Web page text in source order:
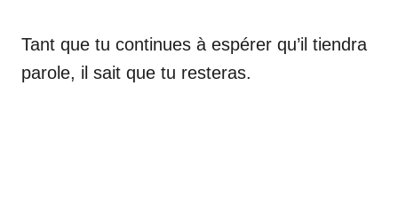
Tant que tu continues à espérer qu’il tiendra
parole, il sait que tu resteras.